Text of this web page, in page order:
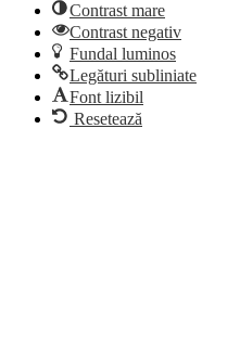
Contrast mare
Contrast negativ
Fundal luminos
Legături subliniate
Font lizibil
Resetează